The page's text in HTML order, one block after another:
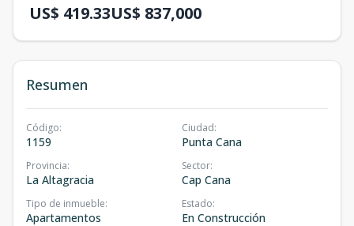
US$ 419.33US$ 837,000
Resumen
Código:
1159
Ciudad:
Punta Cana
Provincia:
La Altagracia
Sector:
Cap Cana
Tipo de inmueble:
Apartamentos
Estado:
En Construcción